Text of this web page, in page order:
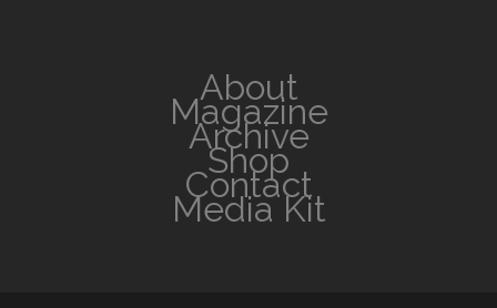
About
Magazine
Archive
Shop
Contact
Media Kit